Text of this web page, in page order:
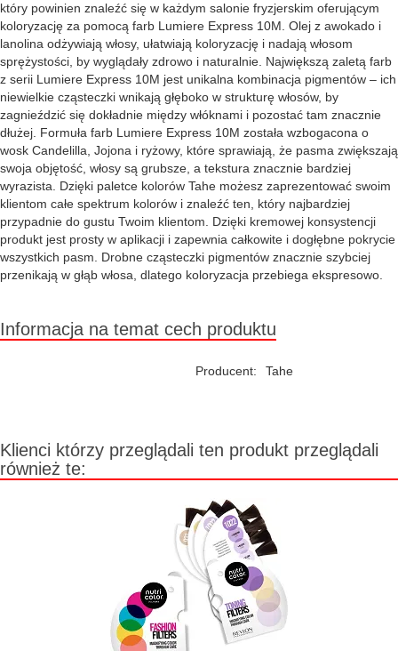
który powinien znaleźć się w każdym salonie fryzjerskim oferującym
koloryzację za pomocą farb Lumiere Express 10M. Olej z awokado i
lanolina odżywiają włosy, ułatwiają koloryzację i nadają włosom
sprężystości, by wyglądały zdrowo i naturalnie. Największą zaletą farb
z serii Lumiere Express 10M jest unikalna kombinacja pigmentów – ich
niewielkie cząsteczki wnikają głęboko w strukturę włosów, by
zagnieździć się dokładnie między włóknami i pozostać tam znacznie
dłużej. Formuła farb Lumiere Express 10M została wzbogacona o
wosk Candelilla, Jojona i ryżowy, które sprawiają, że pasma zwiększają
swoja objętość, włosy są grubsze, a tekstura znacznie bardziej
wyrazista. Dzięki paletce kolorów Tahe możesz zaprezentować swoim
klientom całe spektrum kolorów i znaleźć ten, który najbardziej
przypadnie do gustu Twoim klientom. Dzięki kremowej konsystencji
produkt jest prosty w aplikacji i zapewnia całkowite i dogłębne pokrycie
wszystkich pasm. Drobne cząsteczki pigmentów znacznie szybciej
przenikają w głąb włosa, dlatego koloryzacja przebiega ekspresowo.
Informacja na temat cech produktu
Producent: Tahe
Klienci którzy przeglądali ten produkt przeglądali
również te: